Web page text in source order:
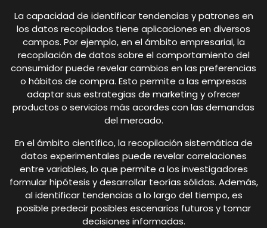
La capacidad de identificar tendencias y patrones en
los datos recopilados tiene aplicaciones en diversos
campos. Por ejemplo, en el ámbito empresarial, la
recopilación de datos sobre el comportamiento del
consumidor puede revelar cambios en las preferencias
o hábitos de compra. Esto permite a las empresas
adaptar sus estrategias de marketing y ofrecer
productos o servicios más acordes con las demandas
del mercado.
En el ámbito científico, la recopilación sistemática de
datos experimentales puede revelar correlaciones
entre variables, lo que permite a los investigadores
formular hipótesis y desarrollar teorías sólidas. Además,
al identificar tendencias a lo largo del tiempo, es
posible predecir posibles escenarios futuros y tomar
decisiones informadas.